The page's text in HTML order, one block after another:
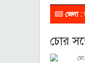
জেলা :
চোর